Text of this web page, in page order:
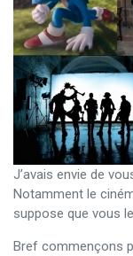
J’avais envie de
Notamment le
suppose que vous
Bref commençons